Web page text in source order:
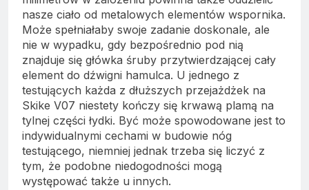
nasze ciało od metalowych elementów wspornika.
Może spełniałaby swoje zadanie doskonale, ale
nie w wypadku, gdy bezpośrednio pod nią
znajduje się główka śruby przytwierdzającej cały
element do dźwigni hamulca. U jednego z
testujących każda z dłuższych przejażdżek na
Skike V07 niestety kończy się krwawą plamą na
tylnej części łydki. Być może spowodowane jest to
indywidualnymi cechami w budowie nóg
testującego, niemniej jednak trzeba się liczyć z
tym, że podobne niedogodności mogą
występować także u innych.